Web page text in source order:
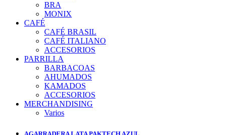
BRA
MONIX
CAFÉ
CAFÉ BRASIL
CAFÉ ITALIANO
ACCESORIOS
PARRILLA
BARBACOAS
AHUMADOS
KAMADOS
ACCESORIOS
MERCHANDISING
Varios